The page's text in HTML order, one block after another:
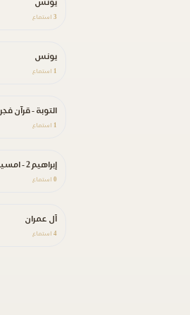
يونس
3 استماع
يونس
1 استماع
التوبة - قرآن فجر
1 استماع
إبراهيم 2 - امسية
0 استماع
آل عمران
4 استماع